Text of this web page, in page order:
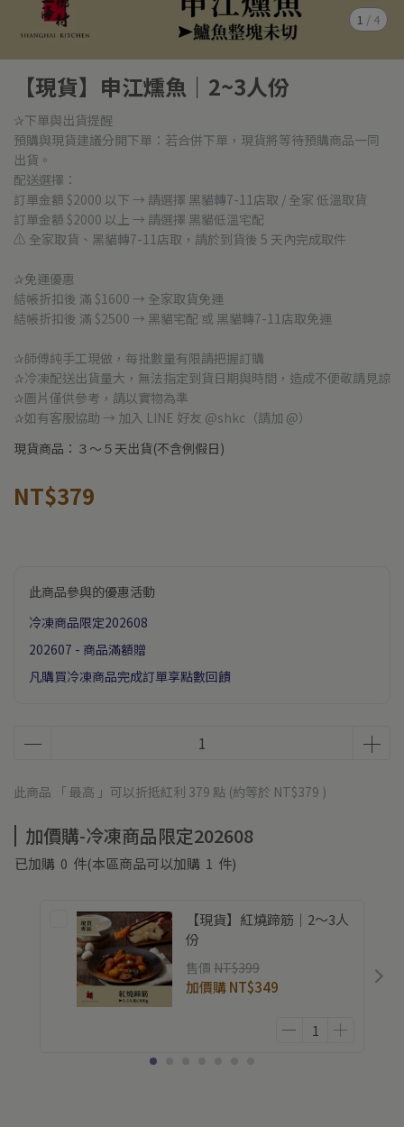
1 / 4
【現貨】申江燻魚｜2~3人份
✰下單與出貨提醒
預購與現貨建議分開下單：若合併下單，現貨將等待預購商品一同
出貨。
配送選擇：
訂單金額 $2000 以下 → 請選擇 黑貓轉7-11店取 / 全家 低溫取貨
訂單金額 $2000 以上 → 請選擇 黑貓低溫宅配
⚠ 全家取貨、黑貓轉7-11店取，請於到貨後 5 天內完成取件
✰免運優惠
結帳折扣後 滿 $1600 → 全家取貨免運
結帳折扣後 滿 $2500 → 黑貓宅配 或 黑貓轉7-11店取免運
✰師傅純手工現做，每批數量有限請把握訂購
✰冷凍配送出貨量大，無法指定到貨日期與時間，造成不便敬請見諒
✰圖片僅供參考，請以實物為準
✰如有客服協助 → 加入 LINE 好友 @shkc（請加 @）
現貨商品：３～５天出貨(不含例假日)
NT$379
此商品參與的優惠活動
冷凍商品限定202608
202607 - 商品滿額贈
凡購買冷凍商品完成訂單享點數回饋
此商品 「 最高 」可以折抵紅利 379 點 (約等於 NT$379 )
加價購-冷凍商品限定202608
已加購 0 件(本區商品可以加購 1 件)
【現貨】紅燒蹄筋｜2～3人
份
售價 NT$399
加價購NT$349